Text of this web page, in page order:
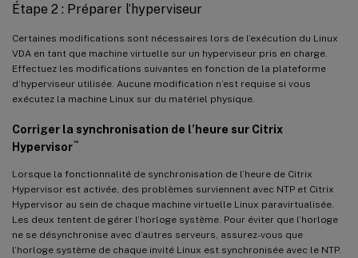
Étape 2 : Préparer l’hyperviseur
Certaines modifications sont nécessaires lors de l’exécution du Linux
VDA en tant que machine virtuelle sur un hyperviseur pris en charge.
Effectuez les modifications suivantes en fonction de la plateforme
d’hyperviseur utilisée. Aucune modification n’est requise si vous
exécutez la machine Linux sur du matériel physique.
Corriger la synchronisation de l’heure sur Citrix
Hypervisor™
Lorsque la fonctionnalité de synchronisation de l’heure de Citrix
Hypervisor est activée, des problèmes surviennent avec NTP et Citrix
Hypervisor au sein de chaque machine virtuelle Linux paravirtualisée.
Les deux tentent de gérer l’horloge système. Pour éviter que l’horloge
ne se désynchronise avec d’autres serveurs, assurez-vous que
l’horloge système de chaque invité Linux est synchronisée avec le NTP.